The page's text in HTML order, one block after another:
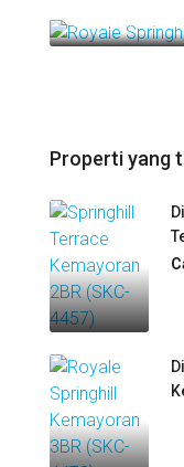
Springhill
Properti yang